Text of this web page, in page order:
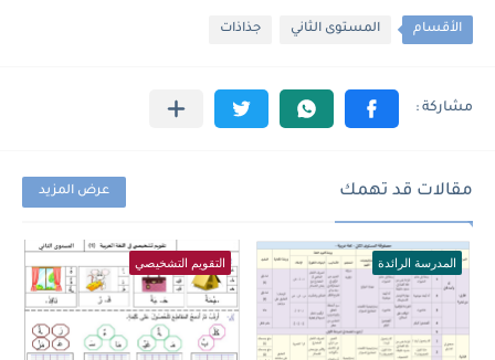
الأقسام المستوى الثاني جذاذات
مقالات قد تهمك عرض المزيد
المدرسة الرائدة التقويم التشخيصي